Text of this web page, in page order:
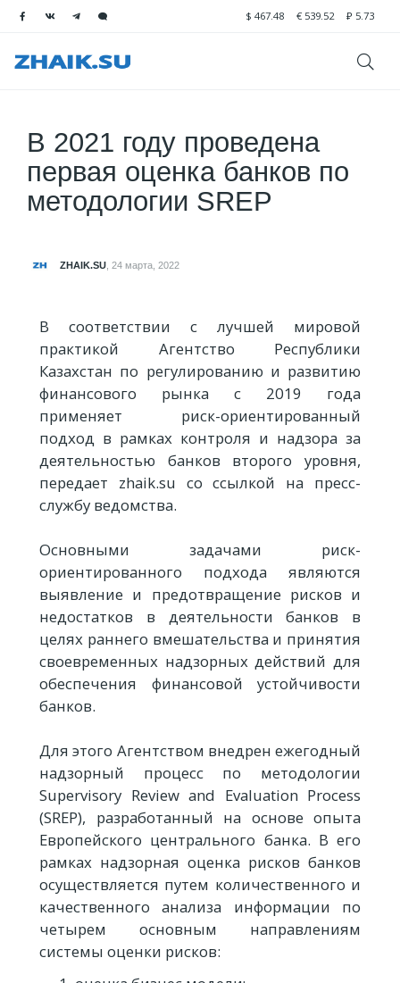
$ 467.48 € 539.52 ₽ 5.73
В 2021 году проведена
первая оценка банков по
методологии SREP
ZHAIK.SU 24 марта, 2022
В соответствии с лучшей мировой
практикой Агентство Республики
Казахстан по регулированию и развитию
финансового рынка с 2019 года
применяет риск-ориентированный
подход в рамках контроля и надзора за
деятельностью банков второго уровня,
передает zhaik.su со ссылкой на пресс-
службу ведомства.
Основными задачами риск-
ориентированного подхода являются
выявление и предотвращение рисков и
недостатков в деятельности банков в
целях раннего вмешательства и принятия
своевременных надзорных действий для
обеспечения финансовой устойчивости
банков.
Для этого Агентством внедрен ежегодный
надзорный процесс по методологии
Supervisory Review and Evaluation Process
(SREP), разработанный на основе опыта
Европейского центрального банка. В его
рамках надзорная оценка рисков банков
осуществляется путем количественного и
качественного анализа информации по
четырем основным направлениям
системы оценки рисков: